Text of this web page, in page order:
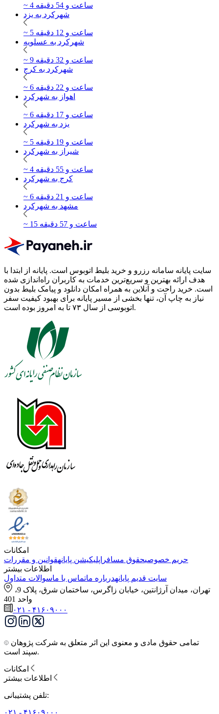
~ 4 ساعت و 54 دقیقه
شهرکرد به یزد
~ 5 ساعت و 12 دقیقه
شهرکرد به عسلویه
~ 9 ساعت و 32 دقیقه
شهرکرد به کرج
~ 6 ساعت و 22 دقیقه
اهواز به شهرکرد
~ 6 ساعت و 17 دقیقه
یزد به شهرکرد
~ 5 ساعت و 19 دقیقه
شیراز به شهرکرد
~ 4 ساعت و 55 دقیقه
کرج به شهرکرد
~ 6 ساعت و 21 دقیقه
مشهد به شهرکرد
~ 15 ساعت و 57 دقیقه
سایت پایانه سامانه رزرو و خرید بلیط اتوبوس است. پایانه از ابتدا با
هدف ارائه بهترین و سریع‌ترین خدمات به کاربران راه‌اندازی شده
است. خرید راحت و آنلاین به همراه امکان دانلود و پیامک بلیط بدون
نیاز به چاپ آن، تنها بخشی از مسیر پایانه برای بهبود کیفیت سفر
اتوبوسی از سال ۷۳ تا به امروز بوده است.
امکانات
حریم خصوصیحقوق مسافر اپلیکیشن پایانهقوانین و مقررات
اطلاعات بیشتر
سایت قدیم پایانهدرباره ماتماس با ماسوالات متداول
واحد 401
۰۲۱ - ۴۱۶۰۹۰۰۰
سپند است.
تلفن پشتیبانی:
۰۲۱ - ۴۱۶۰۹۰۰۰